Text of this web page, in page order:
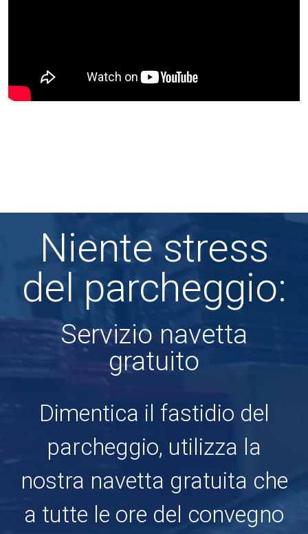
Niente stress
del parcheggio:
Servizio navetta
gratuito
Dimentica il fastidio del
parcheggio, utilizza la
nostra navetta gratuita che
a tutte le ore del convegno